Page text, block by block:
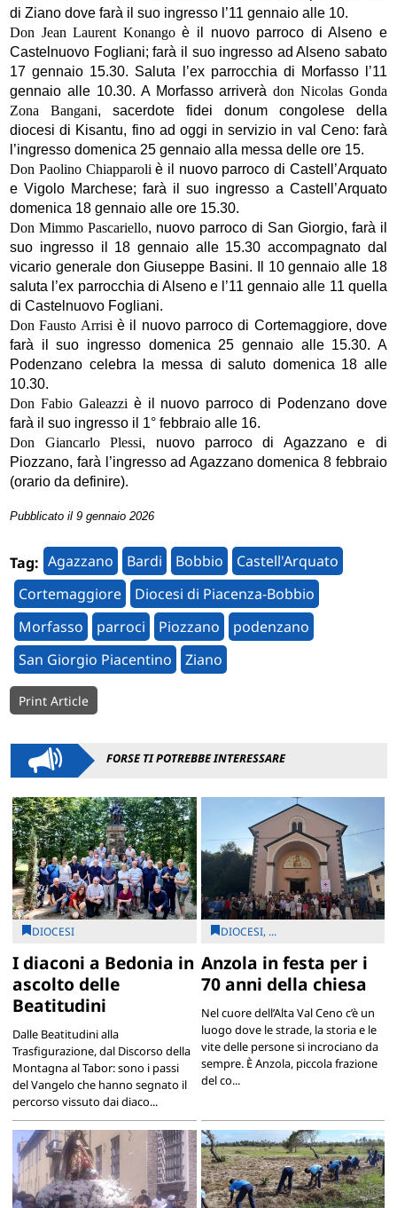
di Ziano dove farà il suo ingresso l’11 gennaio alle 10.
Don Jean Laurent Konangoè il nuovo parroco di Alseno e
Castelnuovo Fogliani; farà il suo ingresso ad Alseno sabato
17 gennaio 15.30. Saluta l’ex parrocchia di Morfasso l’11
gennaio alle 10.30. A Morfasso arriveràdon Nicolas Gonda
Zona Bangani, sacerdote fidei donum congolese della
diocesi di Kisantu, fino ad oggi in servizio in val Ceno: farà
l’ingresso domenica 25 gennaio alla messa delle ore 15.
Don Paolino Chiapparoli è il nuovo parroco di Castell’Arquato
e Vigolo Marchese; farà il suo ingresso a Castell’Arquato
domenica 18 gennaio alle ore 15.30.
Don Mimmo Pascariello, nuovo parroco di San Giorgio, farà il
suo ingresso il 18 gennaio alle 15.30 accompagnato dal
vicario generale don Giuseppe Basini. Il 10 gennaio alle 18
saluta l’ex parrocchia di Alseno e l’11 gennaio alle 11 quella
di Castelnuovo Fogliani.
Don Fausto Arrisi è il nuovo parroco di Cortemaggiore, dove
farà il suo ingresso domenica 25 gennaio alle 15.30. A
Podenzano celebra la messa di saluto domenica 18 alle
10.30.
Don Fabio Galeazzi è il nuovo parroco di Podenzano dove
farà il suo ingresso il 1° febbraio alle 16.
Don Giancarlo Plessi, nuovo parroco di Agazzano e di
Piozzano, farà l’ingresso ad Agazzano domenica 8 febbraio
(orario da definire).
Pubblicato il 9 gennaio 2026
Tag: Agazzano Bardi Bobbio
Castell'Arquato
Cortemaggiore
Diocesi di Piacenza-Bobbio
Morfasso
parroci Piozzano
podenzano
San Giorgio Piacentino
Ziano
Print Article
FORSE TI POTREBBE INTERESSARE
DIOCESI
I diaconi a Bedonia in
ascolto delle
Beatitudini
Dalle Beatitudini alla
Trasfigurazione, dal Discorso della
Montagna al Tabor: sono i passi
del Vangelo che hanno segnato il
percorso vissuto dai diaco...
DIOCESI, ...
Anzola in festa per i
70 anni della chiesa
Nel cuore dell’Alta Val Ceno c’è un
luogo dove le strade, la storia e le
vite delle persone si incrociano da
sempre. È Anzola, piccola frazione
del co...